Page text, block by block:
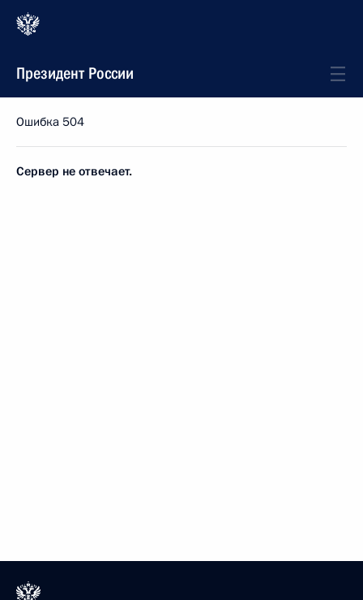
Президент России
Ошибка 504
Сервер не отвечает.